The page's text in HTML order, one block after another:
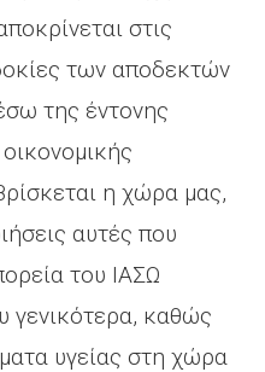
στις
των αποδεκτών
της έντονης
η χώρα μας,
αυτές που
του ΙΑΣΩ
γενικότερα, καθώς
υγείας στη χώρα